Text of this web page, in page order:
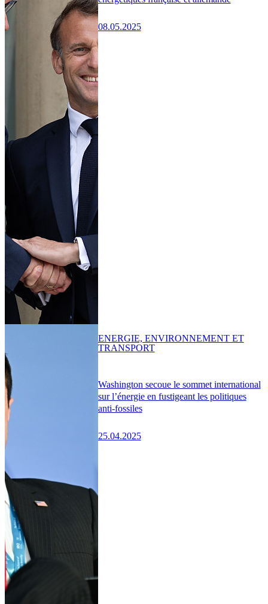
08.05.2025
Washington secoue le sommet international
sur l’énergie en fustigeant les politiques
anti-fossiles
25.04.2025
ENERGIE, ENVIRONNEMENT ET
TRANSPORT